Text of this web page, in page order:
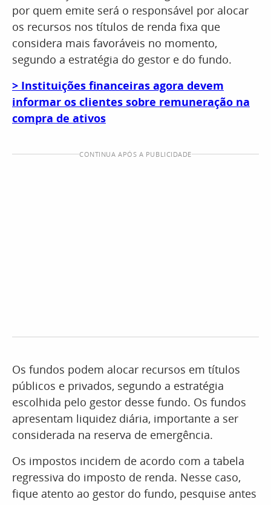
por quem emite será o responsável por alocar
os recursos nos títulos de renda fixa que
considera mais favoráveis no momento,
segundo a estratégia do gestor e do fundo.
> Instituições financeiras agora devem
informar os clientes sobre remuneração na
compra de ativos
CONTINUA APÓS A PUBLICIDADE
Os fundos podem alocar recursos em títulos
públicos e privados, segundo a estratégia
escolhida pelo gestor desse fundo. Os fundos
apresentam liquidez diária, importante a ser
considerada na reserva de emergência.
Os impostos incidem de acordo com a tabela
regressiva do imposto de renda. Nesse caso,
fique atento ao gestor do fundo, pesquise antes